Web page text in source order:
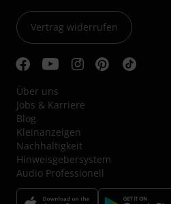
Vertrag widerrufen
Über uns
Jobs & Karriere
Blog
Kleinanzeigen
Nachhaltigkeit
Hinweisgebersystem
Audio Professionell